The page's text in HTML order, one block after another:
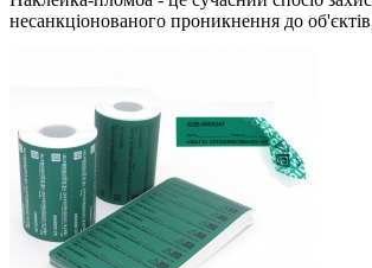
несанкціонованого проникнення до